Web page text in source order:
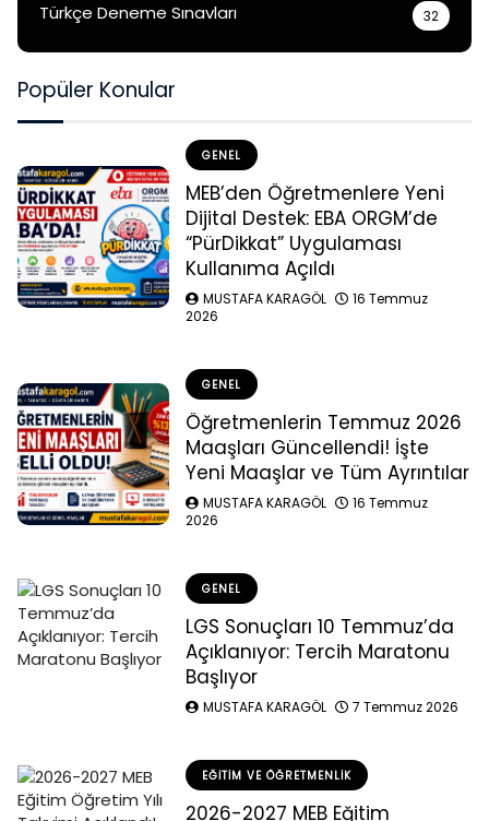
Türkçe Deneme Sınavları 32
Popüler Konular
GENEL
MEB’den Öğretmenlere Yeni
Dijital Destek: EBA ORGM’de
“PürDikkat” Uygulaması
Kullanıma Açıldı
MUSTAFA KARAGÖL
16 Temmuz
2026
GENEL
Öğretmenlerin Temmuz 2026
Maaşları Güncellendi! İşte
Yeni Maaşlar ve Tüm Ayrıntılar
MUSTAFA KARAGÖL
16 Temmuz
2026
GENEL
LGS Sonuçları 10 Temmuz’da
Açıklanıyor: Tercih Maratonu
Başlıyor
MUSTAFA KARAGÖL 7 Temmuz 2026
EĞITIM VE ÖĞRETMENLIK
2026-2027 MEB Eğitim